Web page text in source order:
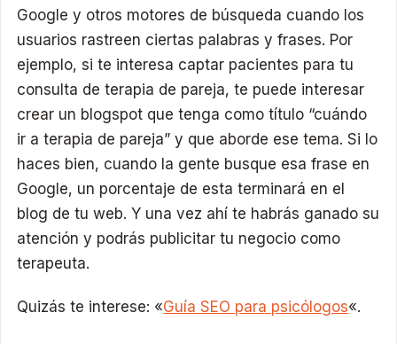
Google y otros motores de búsqueda cuando los
usuarios rastreen ciertas palabras y frases. Por
ejemplo, si te interesa captar pacientes para tu
consulta de terapia de pareja, te puede interesar
crear un blogspot que tenga como título “cuándo
ir a terapia de pareja” y que aborde ese tema. Si lo
haces bien, cuando la gente busque esa frase en
Google, un porcentaje de esta terminará en el
blog de tu web. Y una vez ahí te habrás ganado su
atención y podrás publicitar tu negocio como
terapeuta.
Quizás te interese: «Guía SEO para psicólogos«.